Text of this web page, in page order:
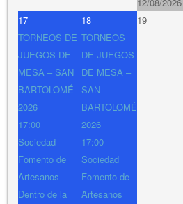
17
TORNEOS DE
JUEGOS DE
MESA – SAN
BARTOLOMÉ
2026
17:00
Sociedad
Fomento de
Artesanos
Dentro de la
18
TORNEOS
DE JUEGOS
DE MESA –
SAN
BARTOLOMÉ
2026
17:00
Sociedad
Fomento de
Artesanos
19